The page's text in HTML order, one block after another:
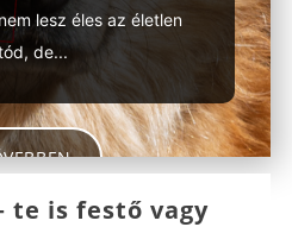
lesz éles az életlen
de...
te is festő vagy